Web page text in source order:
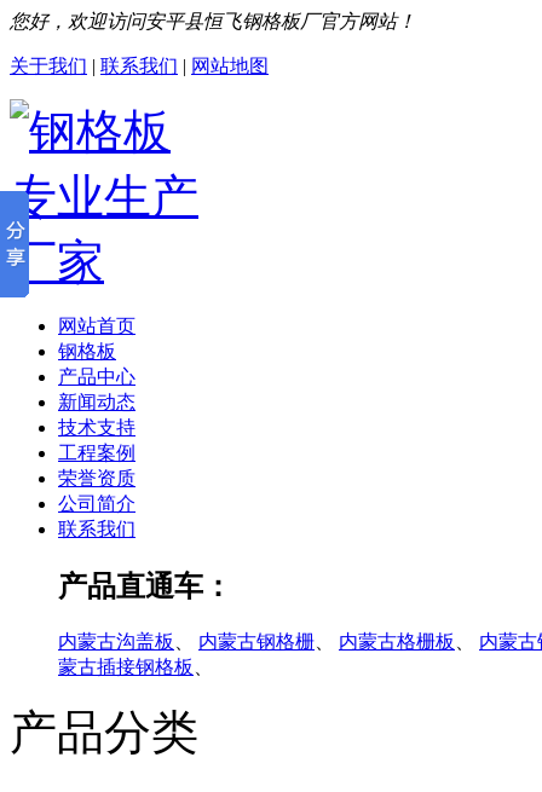
您好，欢迎访问安平县恒飞钢格板厂官方网站！
关于我们 | 联系我们 | 网站地图
网站首页
钢格板
产品中心
新闻动态
技术支持
工程案例
荣誉资质
公司简介
联系我们
产品直通车：
内蒙古沟盖板 内蒙古钢格栅 内蒙古格栅板
内蒙
蒙古插接钢格板
产品分类